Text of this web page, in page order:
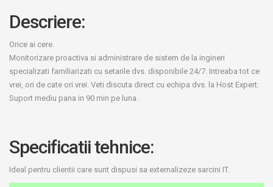
Descriere:
Orice ai cere.
Monitorizare proactiva si administrare de sistem de la ingineri
specializati familiarizati cu setarile dvs. disponibile 24/7. Intreaba tot ce
vrei, ori de cate ori vrei. Veti discuta direct cu echipa dvs. la Host Expert.
Suport mediu pana in 90 min pe luna.
Specificatii tehnice:
Ideal pentru clientii care sunt dispusi sa externalizeze sarcini IT.